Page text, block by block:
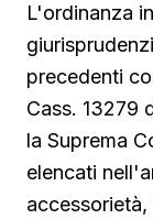
L'ordinanza
precedenti
Cass. 13279
la Suprema
elencati